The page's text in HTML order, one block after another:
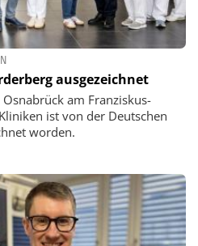
ausgezeichnet
am Franziskus-
ist von der Deutschen
worden.